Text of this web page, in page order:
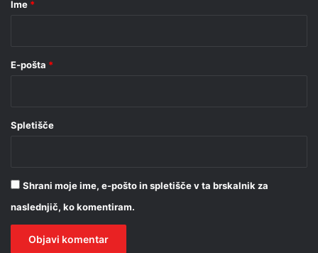
Ime *
E-pošta *
Spletišče
Shrani moje ime, e-pošto in spletišče v ta brskalnik za
naslednjič, ko komentiram.